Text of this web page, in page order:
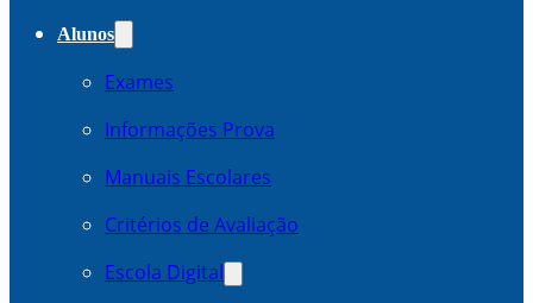
Alunos
Exames
Informações Prova
Manuais Escolares
Critérios de Avaliação
Escola Digital